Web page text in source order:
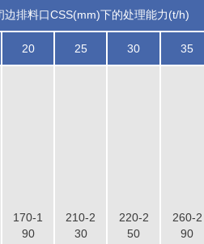
边排料口CSS(mm)下的处理能力(t/h)
20 25 30 35
170-1
90
210-2
30
220-2
50
260-2
90
生产线案例
设计产能